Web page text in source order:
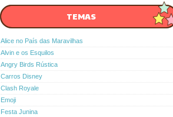
TEMAS
Alice no País das Maravilhas
Alvin e os Esquilos
Angry Birds Rústica
Carros Disney
Clash Royale
Emoji
Festa Junina